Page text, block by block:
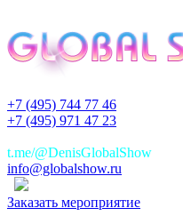
+7 (495) 744 77 46
+7 (495) 971 47 23
t.me/@DenisGlobalShow
info@globalshow.ru
Заказать мероприятие